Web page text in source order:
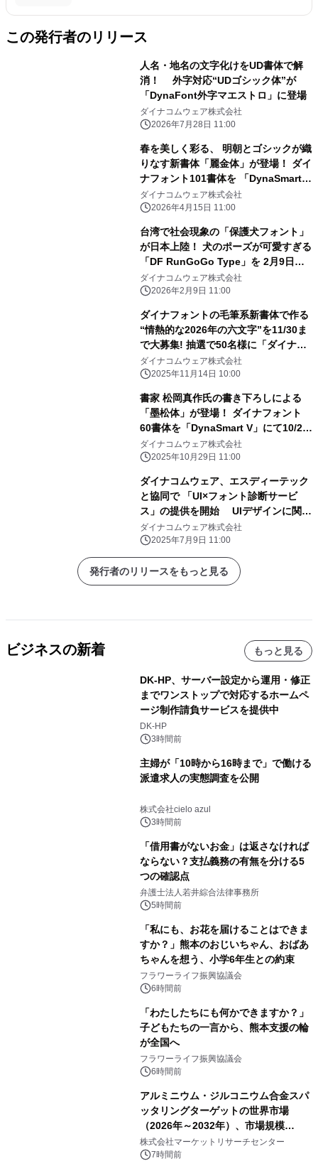
この発行者のリリース
人名・地名の文字化けをUD書体で解
消！ 外字対応“UDゴシック体”が
「DynaFont外字マエストロ」に登場
ダイナコムウェア株式会社
2026年7月28日 11:00
春を美しく彩る、 明朝とゴシックが織
りなす新書体「麗金体」が登場！ ダイ
ナフォント101書体を 「DynaSmart
V」にて4月15日より提供開始
ダイナコムウェア株式会社
2026年4月15日 11:00
台湾で社会現象の「保護犬フォント」
が日本上陸！ 犬のポーズが可愛すぎる
「DF RunGoGo Type」を 2月9日よ
り無料配布開始!! ～ ワンちゃんをあな
たのパソコンにお迎えしませんか？～
ダイナコムウェア株式会社
2026年2月9日 11:00
ダイナフォントの毛筆系新書体で作る
“情熱的な2026年の六文字”を11/30ま
で大募集! 抽選で50名様に「ダイナフ
ォント2026年カレンダー」プレゼント
ダイナコムウェア株式会社
2025年11月14日 10:00
書家 松岡真作氏の書き下ろしによる
「墨松体」が登場！ ダイナフォント
60書体を「DynaSmart V」にて10/29
より提供開始
ダイナコムウェア株式会社
2025年10月29日 11:00
ダイナコムウェア、エスディーテック
と協同で 「UI×フォント診断サービ
ス」の提供を開始 UIデザインに関す
る数々の悩みを解決！
ダイナコムウェア株式会社
2025年7月9日 11:00
発行者のリリースをもっと見る
ビジネスの新着 もっと見る
DK-HP、サーバー設定から運用・修正
までワンストップで対応するホームペ
ージ制作請負サービスを提供中
DK-HP
3時間前
主婦が「10時から16時まで」で働ける
派遣求人の実態調査を公開
株式会社cielo azul
3時間前
「借用書がないお金」は返さなければ
ならない？支払義務の有無を分ける5
つの確認点
弁護士法人若井綜合法律事務所
5時間前
「私にも、お花を届けることはできま
すか？」熊本のおじいちゃん、おばあ
ちゃんを想う、小学6年生との約束
フラワーライフ振興協議会
6時間前
「わたしたちにも何かできますか？」
子どもたちの一言から、熊本支援の輪
が全国へ
フラワーライフ振興協議会
6時間前
アルミニウム・ジルコニウム合金スパ
ッタリングターゲットの世界市場
（2026年～2032年）、市場規模
（0.995、0.999、その他）・分析レポ
ートを発表
株式会社マーケットリサーチセンター
7時間前